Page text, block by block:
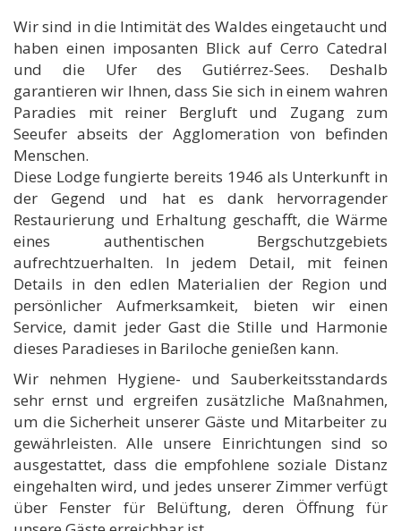
Wir sind in die Intimität des Waldes eingetaucht und
haben einen imposanten Blick auf Cerro Catedral
und die Ufer des Gutiérrez-Sees. Deshalb
garantieren wir Ihnen, dass Sie sich in einem wahren
Paradies mit reiner Bergluft und Zugang zum
Seeufer abseits der Agglomeration von befinden
Menschen.
Diese Lodge fungierte bereits 1946 als Unterkunft in
der Gegend und hat es dank hervorragender
Restaurierung und Erhaltung geschafft, die Wärme
eines authentischen Bergschutzgebiets
aufrechtzuerhalten. In jedem Detail, mit feinen
Details in den edlen Materialien der Region und
persönlicher Aufmerksamkeit, bieten wir einen
Service, damit jeder Gast die Stille und Harmonie
dieses Paradieses in Bariloche genießen kann.
Wir nehmen Hygiene- und Sauberkeitsstandards
sehr ernst und ergreifen zusätzliche Maßnahmen,
um die Sicherheit unserer Gäste und Mitarbeiter zu
gewährleisten. Alle unsere Einrichtungen sind so
ausgestattet, dass die empfohlene soziale Distanz
eingehalten wird, und jedes unserer Zimmer verfügt
über Fenster für Belüftung, deren Öffnung für